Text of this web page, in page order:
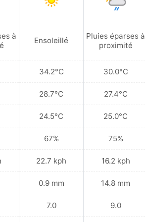
à
Ensoleillé
34.2°C
28.7°C
24.5°C
67%
22.7 kph
0.9 mm
7.0
Pluies éparses à
proximité
30.0°C
27.4°C
25.0°C
75%
16.2 kph
14.8 mm
9.0